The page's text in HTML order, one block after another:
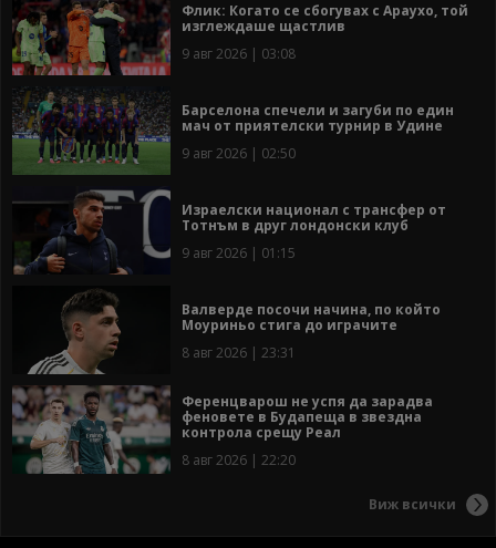
Флик: Когато се сбогувах с Араухо, той
изглеждаше щастлив
9 авг 2026 | 03:08
Барселона спечели и загуби по един
мач от приятелски турнир в Удине
9 авг 2026 | 02:50
Израелски национал с трансфер от
Тотнъм в друг лондонски клуб
9 авг 2026 | 01:15
Валверде посочи начина, по който
Моуриньо стига до играчите
8 авг 2026 | 23:31
Ференцварош не успя да зарадва
феновете в Будапеща в звездна
контрола срещу Реал
8 авг 2026 | 22:20
Виж всички